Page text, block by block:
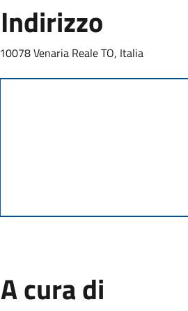
Indirizzo
10078 Venaria Reale TO, Italia
A cura di